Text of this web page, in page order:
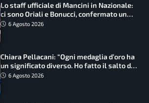
Lo staff ufficiale di Mancini in Nazionale:
ci sono Oriali e Bonucci, confermato un
ritorno
6 Agosto 2026
Chiara Pellacani: “Ogni medaglia d’oro ha
un significato diverso. Ho fatto il salto di
qualità”
6 Agosto 2026